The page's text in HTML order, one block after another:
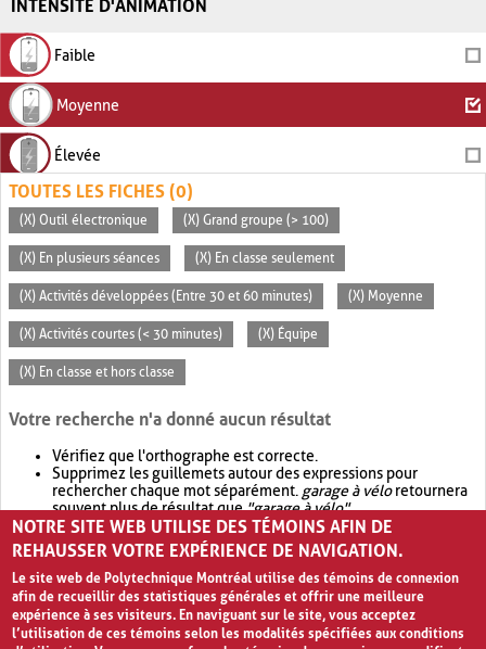
INTENSITÉ D'ANIMATION
Faible
Moyenne
Élevée
TOUTES LES FICHES (0)
(X) Outil électronique (X) Grand groupe (> 100)
(X) En plusieurs séances (X) En classe seulement
(X) Activités développées (Entre 30 et 60 minutes) (X) Moyenne
(X) Activités courtes (< 30 minutes) (X) Équipe
(X) En classe et hors classe
Votre recherche n'a donné aucun résultat
Vérifiez que l'orthographe est correcte.
Supprimez les guillemets autour des expressions pour
rechercher chaque mot séparément. garage à véloretournera
souvent plus de résultat que"garage à vélo".
Envisagez d'élargir votre recherche avec OR.garage OR vélo
retournera souvent plus de résultat quegarage à vélo
NOTRE SITE WEB UTILISE DES TÉMOINS AFIN DE
REHAUSSER VOTRE EXPÉRIENCE DE NAVIGATION.
Le site web de Polytechnique Montréal utilise des témoins de connexion
afin de recueillir des statistiques générales et offrir une meilleure
expérience à ses visiteurs. En naviguant sur le site, vous acceptez
l’utilisation de ces témoins selon les modalités spécifiées aux conditions